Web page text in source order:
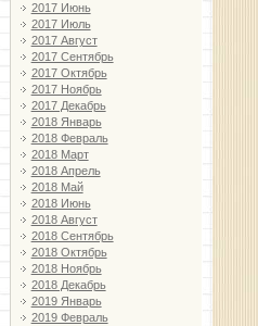
2017 Июнь
2017 Июль
2017 Август
2017 Сентябрь
2017 Октябрь
2017 Ноябрь
2017 Декабрь
2018 Январь
2018 Февраль
2018 Март
2018 Апрель
2018 Май
2018 Июнь
2018 Август
2018 Сентябрь
2018 Октябрь
2018 Ноябрь
2018 Декабрь
2019 Январь
2019 Февраль